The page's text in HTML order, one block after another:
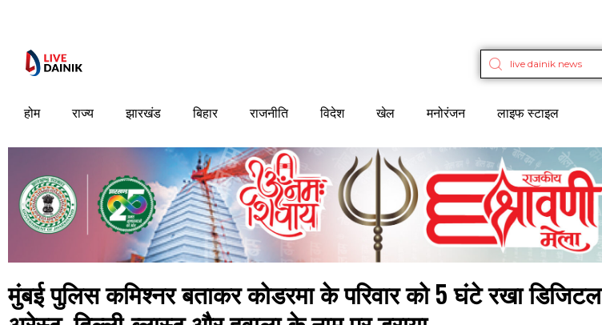
होम राज्य झारखंड बिहार राजनीति विदेश खेल मनोरंजन लाइफ स्टाइल
मुंबई पुलिस कमिश्नर बताकर कोडरमा के परिवार को 5 घंटे रखा डिजिटल